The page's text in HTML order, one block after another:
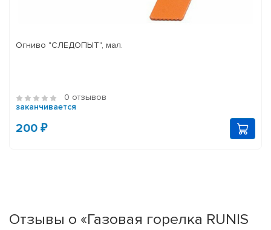
Огниво "СЛЕДОПЫТ", мал.
0 отзывов
заканчивается
200 ₽
Отзывы о «Газовая горелка RUNIS